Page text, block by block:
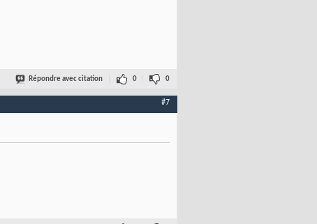
Répondre avec citation 0 0
#7